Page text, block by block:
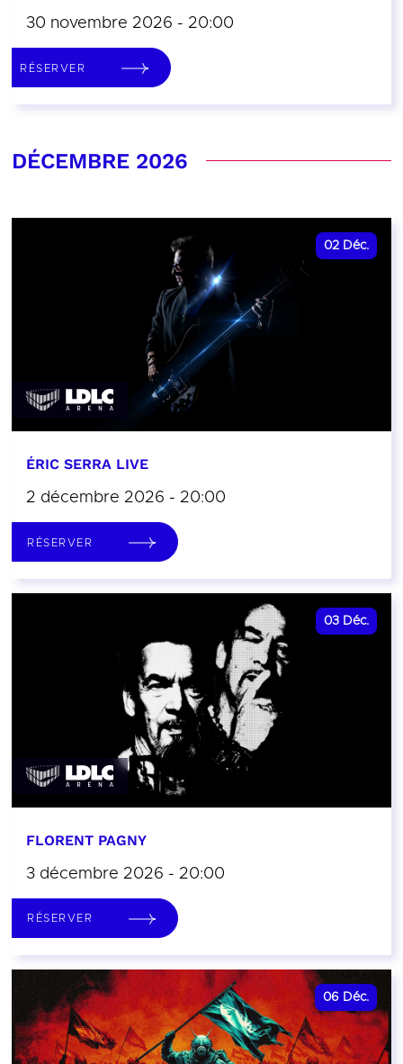
30 novembre 2026 - 20:00
RÉSERVER
DÉCEMBRE 2026
02 Déc.
ÉRIC SERRA LIVE
2 décembre 2026 - 20:00
RÉSERVER
03 Déc.
FLORENT PAGNY
3 décembre 2026 - 20:00
RÉSERVER
06 Déc.